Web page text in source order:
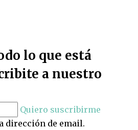
lo que está
a nuestro
Quiero suscribirme
dirección de email.